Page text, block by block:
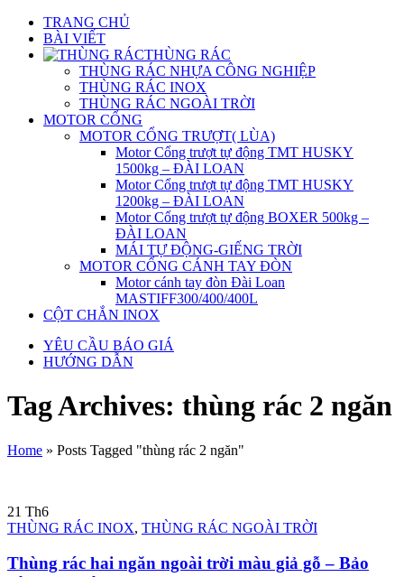
TRANG CHỦ
BÀI VIẾT
THÙNG RÁC
THÙNG RÁC NHỰA CÔNG NGHIỆP
THÙNG RÁC INOX
THÙNG RÁC NGOÀI TRỜI
MOTOR CỔNG
MOTOR CỔNG TRƯỢT( LÙA)
Motor Cổng trượt tự động TMT HUSKY
1500kg – ĐÀI LOAN
Motor Cổng trượt tự động TMT HUSKY
1200kg – ĐÀI LOAN
Motor Cổng trượt tự động BOXER 500kg –
ĐÀI LOAN
MÁI TỰ ĐỘNG-GIẾNG TRỜI
MOTOR CỔNG CÁNH TAY ĐÒN
Motor cánh tay đòn Đài Loan
MASTIFF300/400/400L
CỘT CHẮN INOX
YÊU CẦU BÁO GIÁ
HƯỚNG DẪN
Tag Archives: thùng rác 2 ngăn
Home » Posts Tagged "thùng rác 2 ngăn"
21 Th6
THÙNG RÁC INOX, THÙNG RÁC NGOÀI TRỜI
Thùng rác hai ngăn ngoài trời màu giả gỗ – Bảo